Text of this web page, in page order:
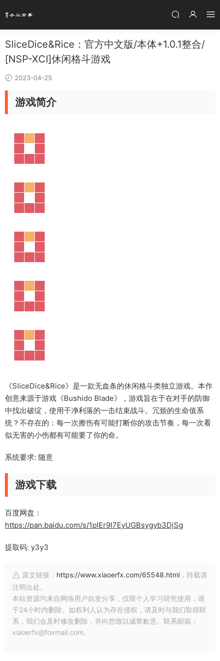
SliceDice&Rice：官方中文版/本体+1.0.1整合/
[NSP-XCI]休闲格斗游戏
2023-04-25
游戏简介
《SliceDice&Rice》是一款无血条的休闲格斗类独立游戏。本作
创意来源于游戏《Bushido Blade》，游戏旨在于在对手的防御
中找出破绽，使用干净利落的一击结束战斗。冗烦的生命值系
统？不存在的：每一次擦伤有可能打断你的攻击节奏，每一次看
似无害的小伤都有可能要了你的命。
系统要求: 随意
游戏下载
百度网盘：
https://pan.baidu.com/s/1plEr9l7EyUGBsygyb3DjSg
提取码: y3y3
原文链接： https://www.xiaoerfx.com/65548.html ，转载请
注明出处。
本站资源均来自网络用户自发分享，仅限个人学习研究使用，请
于24小时内删除。如权利人认为存在侵权，请及时与我们取得联
系，我们会及时修改删除，并向您致以诚挚歉意。联系邮箱：
xiaoerfx@foxmail.com。